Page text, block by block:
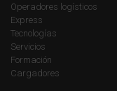
Operadores logísticos
Express
Tecnologías
Servicios
Formación
Cargadores